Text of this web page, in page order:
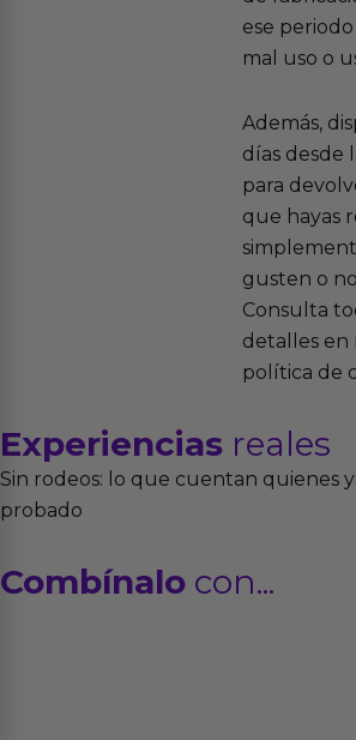
ese
mal uso o
Además,
días desde
para
que hayas
gusten o
Consulta
detalles en
política de
Experiencias reales
Sin rodeos: lo que cuentan quienes
probado
Combínalo con...